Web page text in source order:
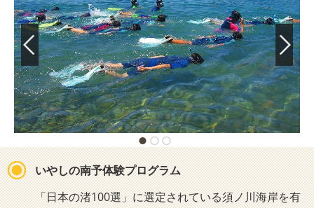
いやしの南予体験プログラム
「日本の渚100選」に選定されている須ノ川海岸を有